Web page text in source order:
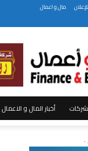
مال و اعمال للإعلان
أخبار المال و الاعمال